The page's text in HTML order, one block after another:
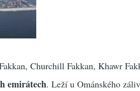
Churchill Fakkan, Khawr
emirátech. Leží u Ománského